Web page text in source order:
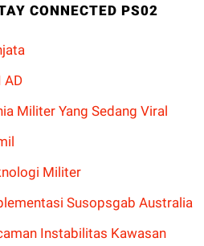
CONNECTED PS02
AD
Militer Yang Sedang Viral
Militer
Susopsgab Australia
Instabilitas Kawasan